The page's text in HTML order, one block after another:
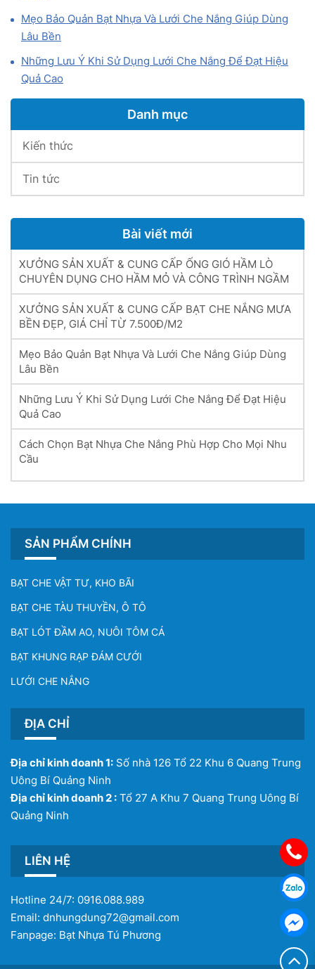
Mẹo Bảo Quản Bạt Nhựa Và Lưới Che Nắng Giúp Dùng
Lâu Bền
Những Lưu Ý Khi Sử Dụng Lưới Che Nắng Để Đạt Hiệu
Quả Cao
Danh mục
Kiến thức
Tin tức
Bài viết mới
XƯỞNG SẢN XUẤT & CUNG CẤP ỐNG GIÓ HẦM LÒ
CHUYÊN DỤNG CHO HẦM MỎ VÀ CÔNG TRÌNH NGẦM
XƯỞNG SẢN XUẤT & CUNG CẤP BẠT CHE NẮNG MƯA
BỀN ĐẸP, GIÁ CHỈ TỪ 7.500Đ/M2
Mẹo Bảo Quản Bạt Nhựa Và Lưới Che Nắng Giúp Dùng
Lâu Bền
Những Lưu Ý Khi Sử Dụng Lưới Che Nắng Để Đạt Hiệu
Quả Cao
Cách Chọn Bạt Nhựa Che Nắng Phù Hợp Cho Mọi Nhu
Cầu
SẢN PHẨM CHÍNH
BẠT CHE VẬT TƯ, KHO BÃI
BẠT CHE TÀU THUYỀN, Ô TÔ
BẠT LÓT ĐẦM AO, NUÔI TÔM CÁ
BẠT KHUNG RẠP ĐÁM CƯỚI
LƯỚI CHE NẮNG
ĐỊA CHỈ
Địa chỉ kinh doanh 1: Số nhà 126 Tổ 22 Khu 6 Quang Trung
Uông Bí Quảng Ninh
Địa chỉ kinh doanh 2 : Tổ 27 A Khu 7 Quang Trung Uông Bí
Quảng Ninh
LIÊN HỆ
Hotline 24/7: 0916.088.989
Email: dnhungdung72@gmail.com
Fanpage: Bạt Nhựa Tú Phương